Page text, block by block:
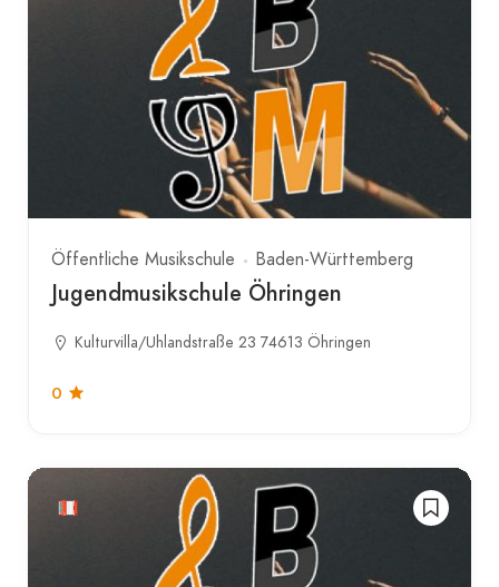
Öffentliche Musikschule Baden-Württemberg
Jugendmusikschule Öhringen
Kulturvilla/Uhlandstraße 23 74613 Öhringen
0